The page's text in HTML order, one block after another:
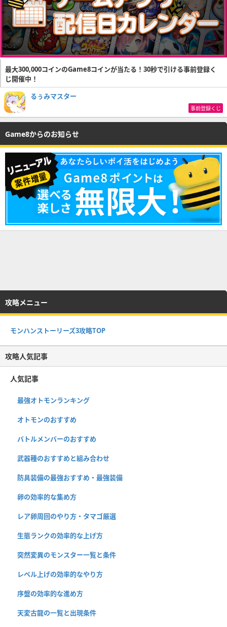
最大300,000コインのGame8コインが当たる！30秒で引ける事前登録く
じ開催中！
るぅみマスター
事前登録くじ
Game8からのお知らせ
攻略メニュー
モンハンストーリーズ3攻略TOP
攻略人気記事
人気記事
最強オトモンランキング
オトモンのおすすめ
バトルメンバーのおすすめ
武器種のおすすめと組み合わせ
防具装備の最強おすすめ・最強装備
卵の効率的な集め方
レア卵周回のやり方・タマゴ厳選
生態ランクの効率的な上げ方
突然変異のモンスター一覧と条件
レベル上げの効率的なやり方
序盤の効率的な進め方
天変古龍の一覧と出現条件